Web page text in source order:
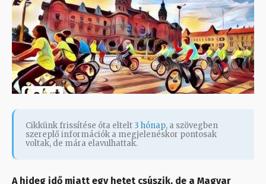
Cikkünk frissítése óta eltelt 3 hónap, a szövegben
szereplő információk a megjelenéskor pontosak
voltak, de mára elavulhattak.
A hideg idő miatt egy hetet csúszik, de a Magyar